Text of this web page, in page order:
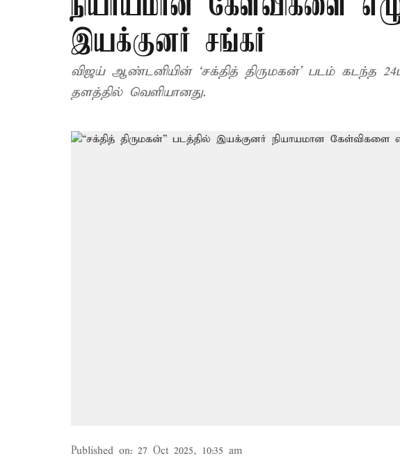
இயக்குனர் சங்கர்
விஜய் ஆண்டனியின் ‘சக்தித் திருமகன்’ படம் கடந்த
தளத்தில் வெளியானது.
Published on: 27 Oct 2025, 10:35 am